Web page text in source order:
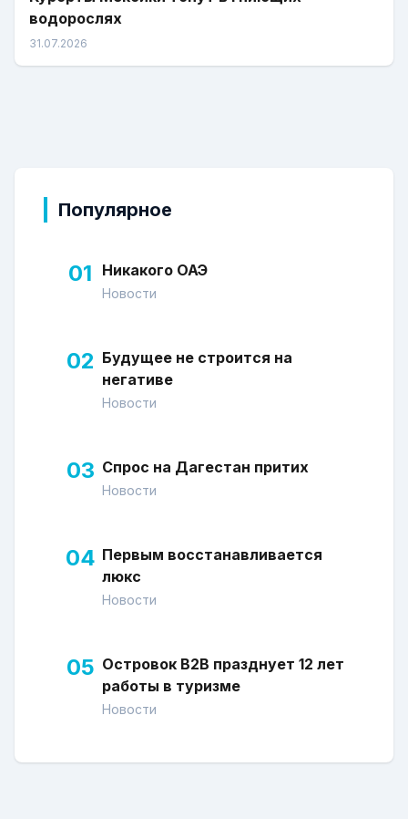
водорослях
31.07.2026
Популярное
01 Никакого ОАЭ
Новости
02 Будущее не строится на
негативе
Новости
03 Спрос на Дагестан притих
Новости
04 Первым восстанавливается
люкс
Новости
05 Островок В2В празднует 12 лет
работы в туризме
Новости